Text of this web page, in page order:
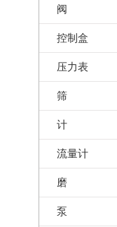
阀
控制盒
压力表
筛
计
流量计
磨
泵